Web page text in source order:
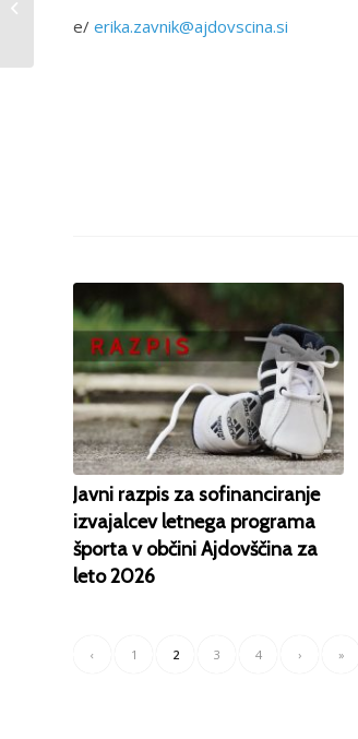
e/ erika.zavnik@ajdovscina.si
Javni razpis za sofinanciranje
izvajalcev letnega programa
športa v občini Ajdovščina za
leto 2026
‹ 1 2 3 4 › »
kandidaturo razpisa